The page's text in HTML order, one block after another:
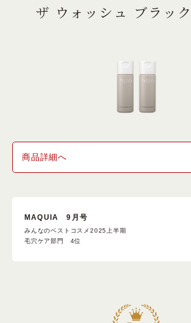
ザ ウォッシュ ブラッ
商品詳細へ
MAQUIA 9月号
みんなのベストコスメ2025上半期
毛穴ケア部門 4位